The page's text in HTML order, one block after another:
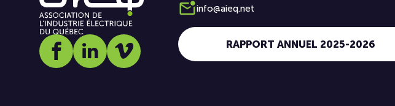
Social media link icon-facebook
Social media link icon-linkedin
Social media link icon-vimeo
info@aieq.net
RAPPORT ANNUEL 2025-2026